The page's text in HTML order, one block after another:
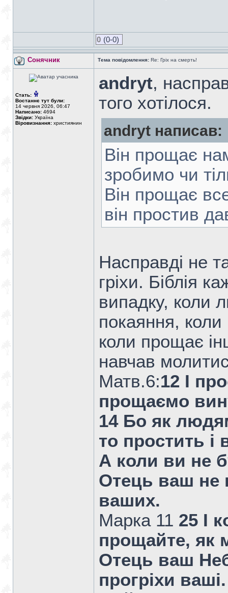
0 (0-0)
Сонячник Тема повідомлення: Re: Гріх на смерть!
Стать:
Востаннє тут були:
14 червня 2026, 06:47
Написано: 4694
Звідки: Україна
Віровизнання: християнин
andryt,
того хотілося.
andryt написав:
Він прощає
зробимо чи
Він прощає
він простив
Насправді не
гріхи. Біблія
випадку, коли
покаяння, коли
коли прощає
навчав
Матв.6:12 І
прощаємо
14 Бо як
то простить
А коли ви не
Отець ваш не
ваших.
Марка 11 25 І
прощайте, як
Отець ваш
прогріхи